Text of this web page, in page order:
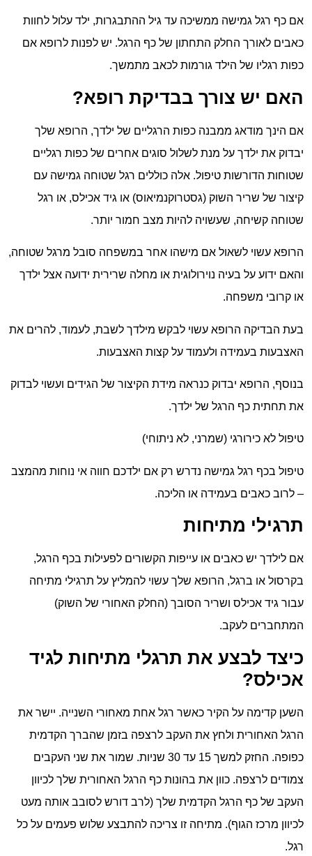
אם כף רגל גמישה ממשיכה עד גיל ההתבגרות, ילד עלול לחוות
כאבים לאורך החלק התחתון של כף הרגל. יש לפנות לרופא אם
כפות רגליו של הילד גורמות לכאב מתמשך.
האם יש צורך בבדיקת רופא?
אם הינך מודאג ממבנה כפות הרגליים של ילדך, הרופא שלך
יבדוק את ילדך על מנת לשלול סוגים אחרים של כפות רגליים
שטוחות הדורשות טיפול. אלה כוללים רגל שטוחה גמישה עם
קיצור של שריר השוק (גסטרוקנמיאוס) או גיד אכילס, או רגל
שטוחה קשיחה, שעשויה להיות מצב חמור יותר.
הרופא עשוי לשאול אם מישהו אחר במשפחה סובל מרגל שטוחה,
והאם ידוע על בעיה נוירולוגית או מחלה שרירית ידועה אצל ילדך
או קרובי משפחה.
בעת הבדיקה הרופא עשוי לבקש מילדך לשבת, לעמוד, להרים את
האצבעות בעמידה ולעמוד על קצות האצבעות.
בנוסף, הרופא יבדוק כנראה מידת הקיצור של הגידים ועשוי לבדוק
את תחתית כף הרגל של ילדך.
טיפול לא כירורגי (שמרני, לא ניתוחי)
טיפול בכף רגל גמישה נדרש רק אם ילדכם חווה אי נוחות מהמצב
– לרוב כאבים בעמידה או הליכה.
תרגילי מתיחות
אם לילדך יש כאבים או עייפות הקשורים לפעילות בכף הרגל,
בקרסול או ברגל, הרופא שלך עשוי להמליץ ​​על תרגילי מתיחה
עבור גיד אכילס ושריר הסובך (החלק האחורי של השוק)
המתחברים לעקב.
כיצד לבצע את תרגלי מתיחות לגיד
אכילס?
השען קדימה על הקיר כאשר רגל אחת מאחורי השנייה. יישר את
הרגל האחורית ולחץ את העקב לרצפה בזמן שהברך הקדמית
כפופה. החזק למשך 15 עד 30 שניות. שמור את שני העקבים
צמודים לרצפה. כוון את בהונות כף הרגל האחורית שלך לכיוון
העקב של כף הרגל הקדמית שלך (לרב דורש לסובב אותה מעט
לכיוון מרכז הגוף). מתיחה זו צריכה להתבצע שלוש פעמים על כל
רגל.